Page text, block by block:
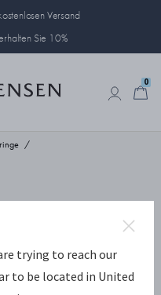
Versand
Sie 10%
0
trying to reach our
to be located in United